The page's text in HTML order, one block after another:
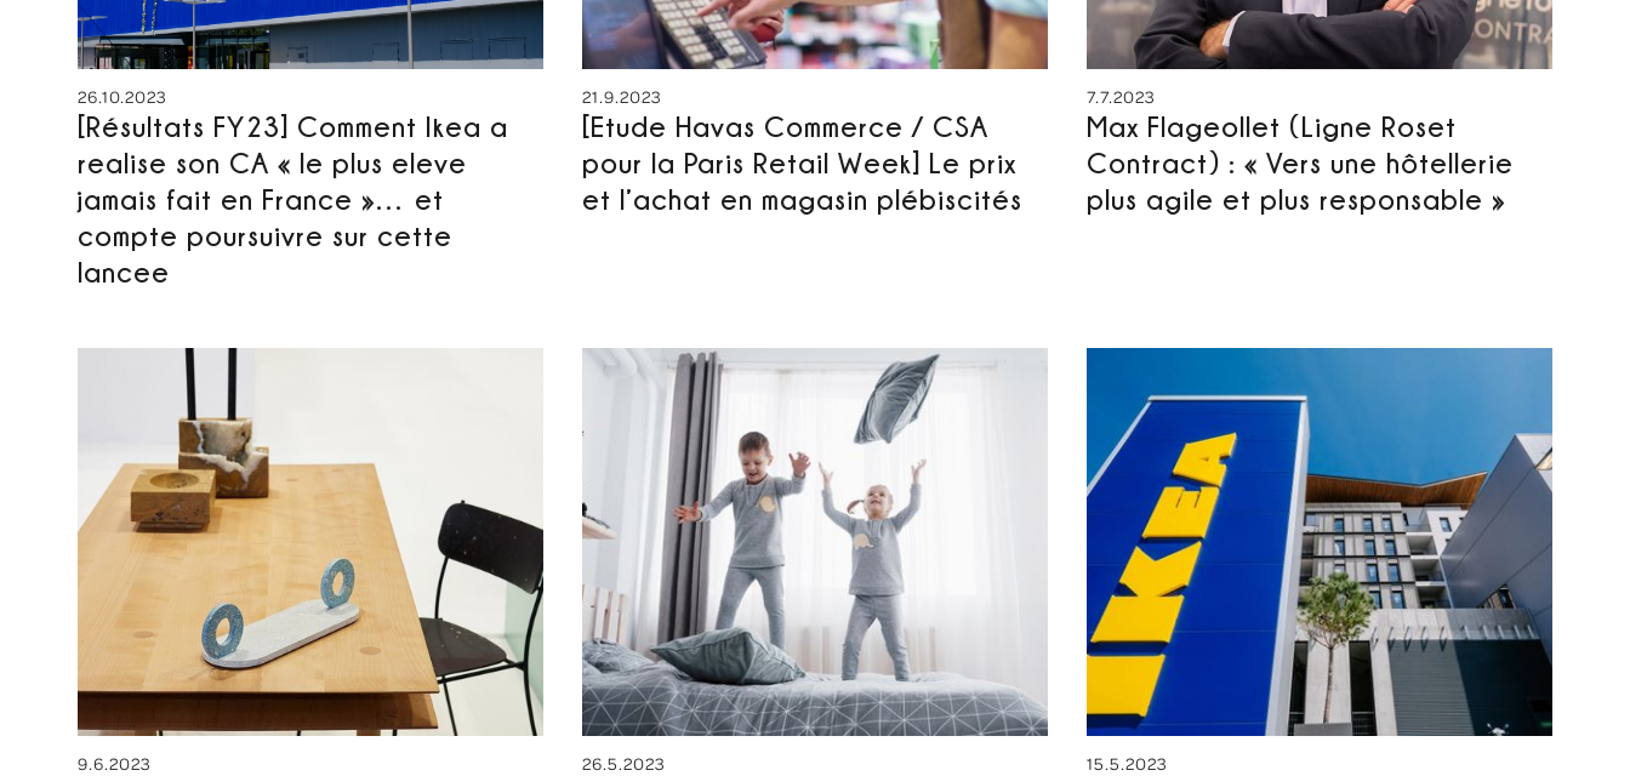
26.10.2023
[Résultats FY23] Comment Ikea a
realise son CA « le plus eleve
jamais fait en France »… et
compte poursuivre sur cette
lancee
21.9.2023
[Etude Havas Commerce / CSA
pour la Paris Retail Week] Le prix
et l’achat en magasin plébiscités
7.7.2023
Max Flageollet (Ligne Roset
Contract) : « Vers une hôtellerie
plus agile et plus responsable »
9.6.2023 26.5.2023 15.5.2023